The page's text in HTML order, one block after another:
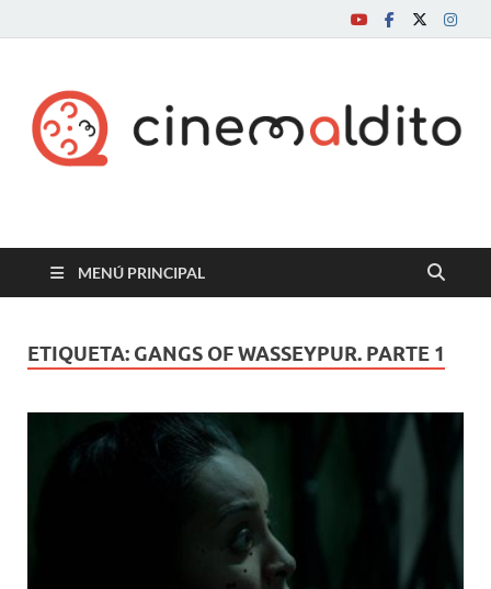
Cine maldito
MENÚ PRINCIPAL
ETIQUETA: GANGS OF WASSEYPUR. PARTE 1